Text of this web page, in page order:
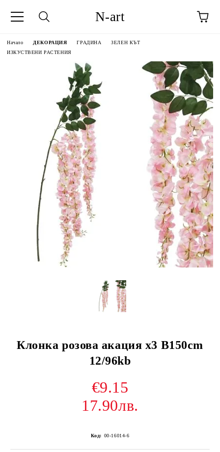
N-art
Начало ДЕКОРАЦИЯ ГРАДИНА
ЗЕЛЕН КЪТ
ИЗКУСТВЕНИ РАСТЕНИЯ
Клонка розова акация х3 В150cm
12/96kb
€9.15
17.90лв.
Код: 00-16014-6